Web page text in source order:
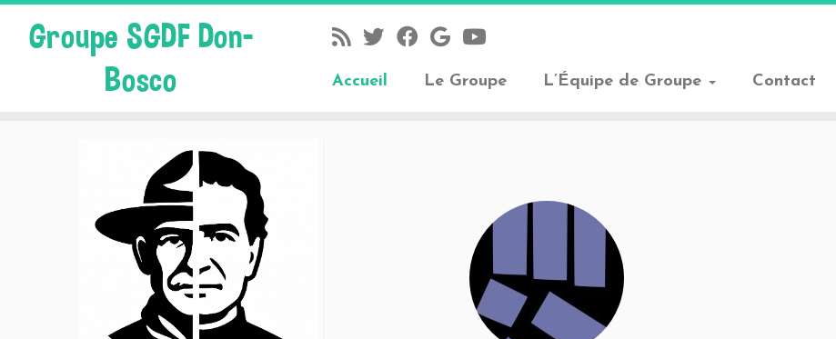
Groupe SGDF Don-
Bosco
Accueil Le Groupe L’Équipe de Groupe Contact